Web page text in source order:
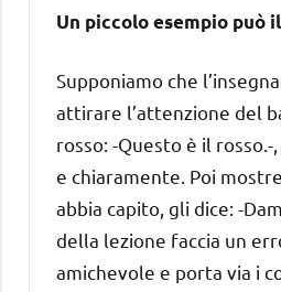
Un piccolo esempio può
Supponiamo che
attirare l’attenzione del
rosso: -Questo è il
e chiaramente. Poi
abbia capito, gli dice: -
della lezione faccia un
amichevole e porta via i